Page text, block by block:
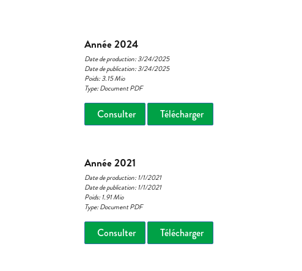
Année 2024
Date de production: 3/24/2025
Date de publication: 3/24/2025
Poids: 3.15 Mio
Type: Document PDF
Consulter Télécharger
Année 2021
Date de production: 1/1/2021
Date de publication: 1/1/2021
Poids: 1.91 Mio
Type: Document PDF
Consulter Télécharger